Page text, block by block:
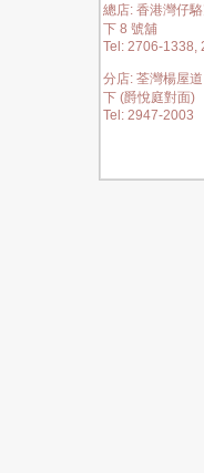
總店: 香港灣仔
下 8 號舖
Tel: 2706-1338,
分店: 荃灣楊屋
下 (爵悅庭對面)
Tel: 2947-2003